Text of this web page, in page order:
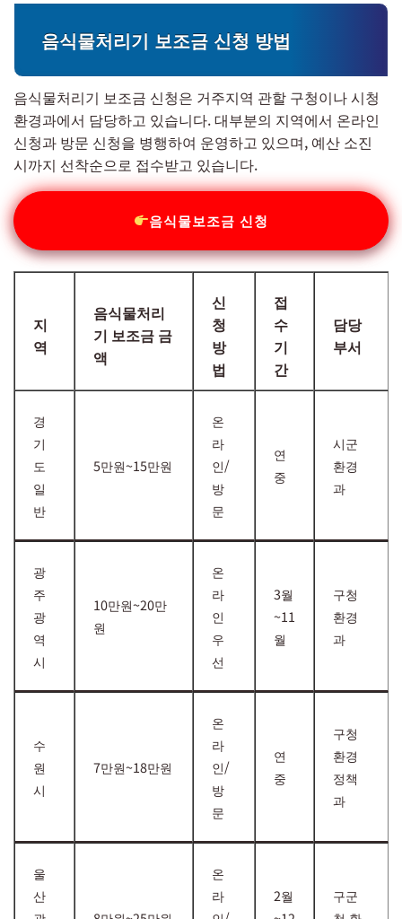
음식물처리기 보조금 신청 방법
음식물처리기 보조금 신청은 거주지역 관할 구청이나 시청
환경과에서 담당하고 있습니다. 대부분의 지역에서 온라인
신청과 방문 신청을 병행하여 운영하고 있으며, 예산 소진
시까지 선착순으로 접수받고 있습니다.
음식물보조금 신청
지
역
음식물처리
기 보조금 금
액
신
청
방
법
접
수
기
간
담당
부서
경
기
도
일
반
5만원~15만원
온
라
인/
방
문
연
중
시군
환경
과
광
주
광
역
시
10만원~20만
원
온
라
인
우
선
3월
~11
월
구청
환경
과
수
원
시
7만원~18만원
온
라
인/
방
문
연
중
구청
환경
정책
과
울
산
온
라
2월
구군